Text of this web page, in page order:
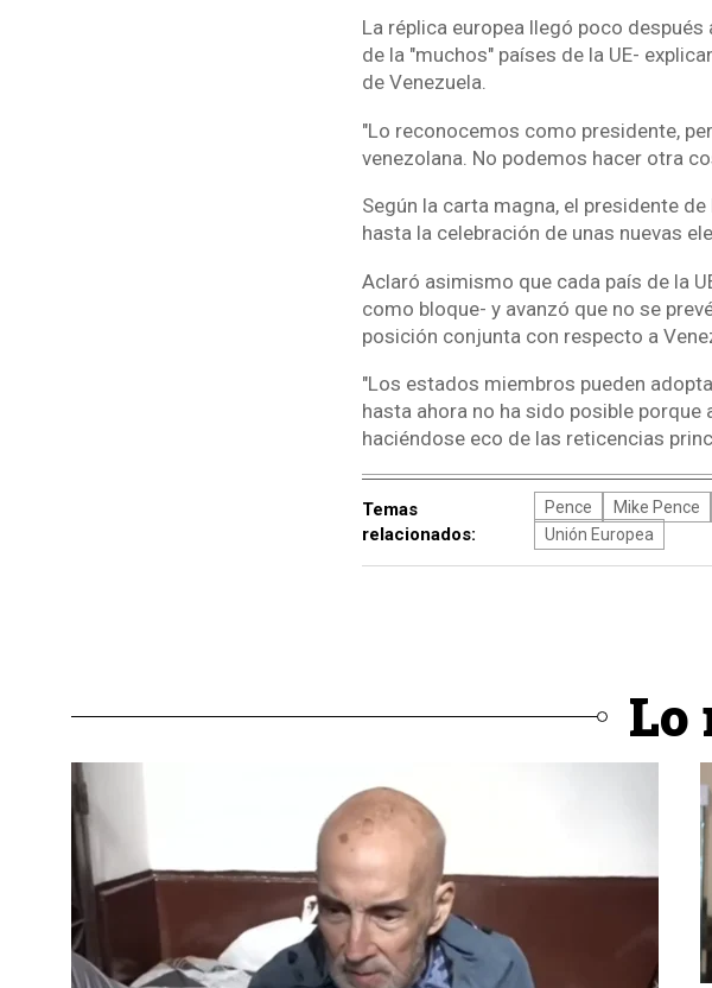
La réplica europea llegó poco
de la "muchos" países de la UE-
de Venezuela.
"Lo reconocemos como presidente,
venezolana. No podemos hacer otra
Según la carta magna, el presidente
hasta la celebración de unas nuevas
Aclaró asimismo que cada país de la
como bloque- y avanzó que no se
posición conjunta con respecto a
"Los estados miembros pueden
hasta ahora no ha sido posible
haciéndose eco de las reticencias
Temas
relacionados:
Pence Mike Pence
Unión Europea
Lo